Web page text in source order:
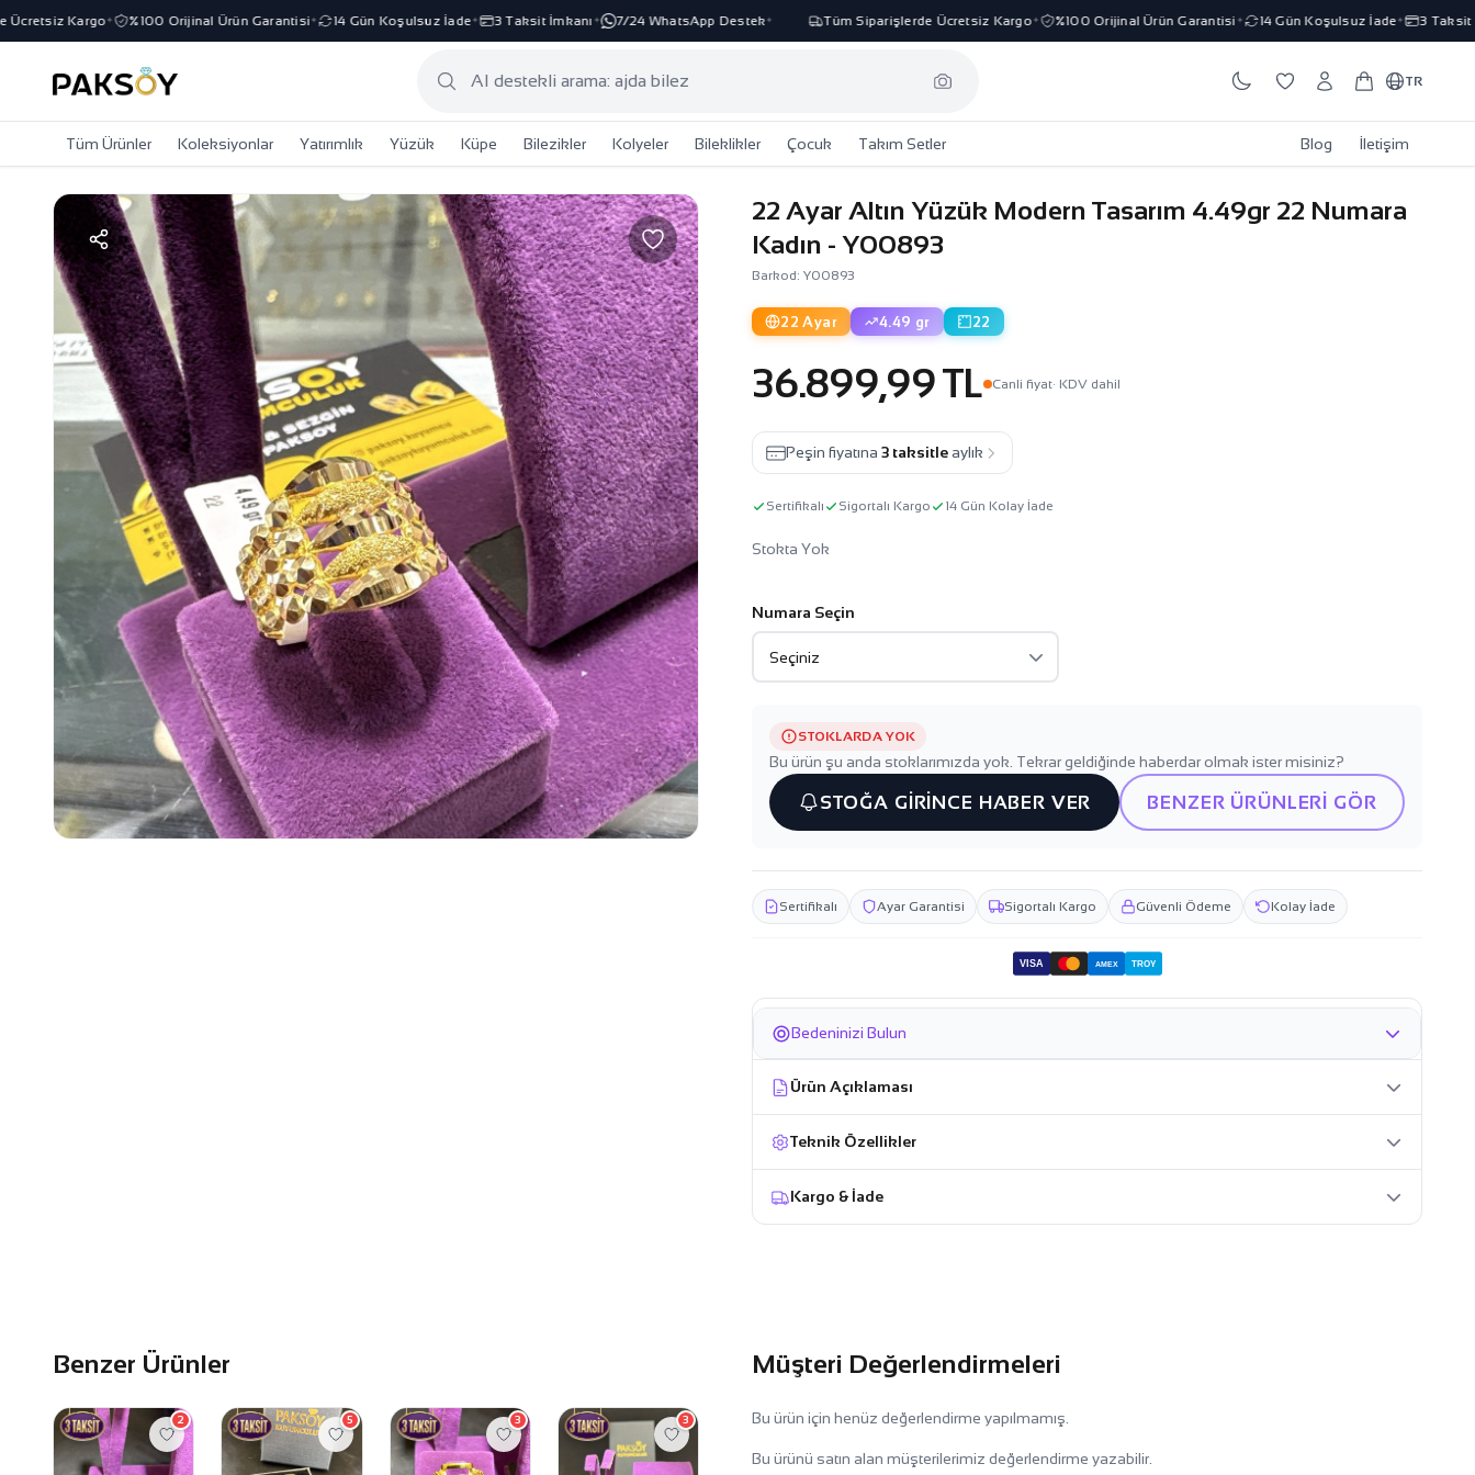
Kargo ✦ %100 Orijinal Ürün Garantisi✦ 14 Gün Koşulsuz İade✦ 3 Taksit İmkanı✦ 7/24 WhatsApp Destek ✦ Tüm Siparişlerde Ücretsiz Kargo✦ %100 Orijinal Ürün Garantisi✦ 14 Gün Koşulsuz İade✦ 3 Taksit
TR
Tüm Ürünler Koleksiyonlar Yatırımlık Yüzük Küpe Bilezikler Kolyeler Bileklikler Çocuk Takım Setler Blog İletişim
22 Ayar Altın Yüzük Modern Tasarım 4.49gr 22 Numara
Kadın - Y00893
Barkod: Y00893
22 Ayar 4.49 gr 22
36.899,99 TL Canli fiyat· KDV dahil
Peşin fiyatına3 taksitle aylık
Sertifikalı Sigortalı Kargo 14 Gün Kolay İade
Stokta Yok
Numara Seçin
STOKLARDA YOK
Bu ürün şu anda stoklarımızda yok. Tekrar geldiğinde haberdar olmak ister misiniz?
STOĞA GİRİNCE HABER VER BENZER ÜRÜNLERİ GÖR
Sertifikalı Ayar Garantisi Sigortalı Kargo Güvenli Ödeme Kolay İade
VISA AMEX TROY
Bedeninizi Bulun
Ürün Açıklaması
Teknik Özellikler
Kargo & İade
Benzer Ürünler
2 5 3 3
Müşteri Değerlendirmeleri
Bu ürün için henüz değerlendirme yapılmamış.
Bu ürünü satın alan müşterilerimiz değerlendirme yazabilir.